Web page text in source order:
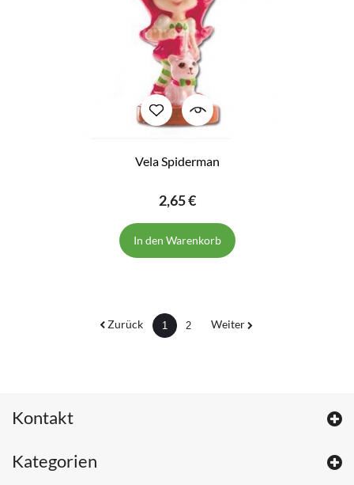
Vela Spiderman
2,65 €
In den Warenkorb
Zurück 1 2 Weiter
Kontakt
Kategorien